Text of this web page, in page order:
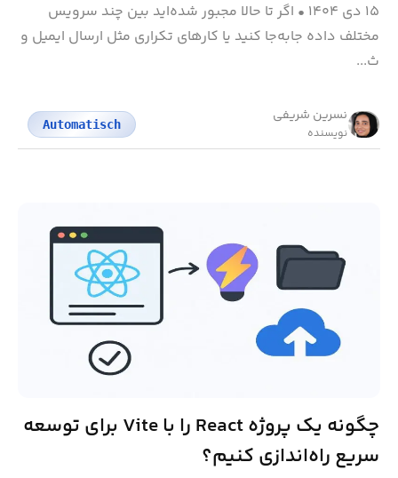
۱۵ دی ۱۴۰۴ • اگر تا حالا مجبور شده‌اید بین چند سرویس
مختلف داده جابه‌جا کنید یا کارهای تکراری مثل ارسال ایمیل و
ث...
نسرین شریفی
نویسنده
Automatisch
چگونه یک پروژه React را با Vite برای توسعه
سریع راه‌اندازی کنیم؟